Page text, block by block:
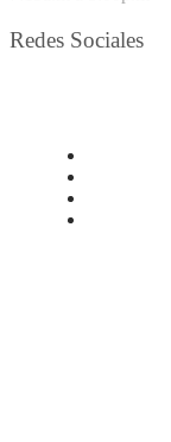
Redes Sociales